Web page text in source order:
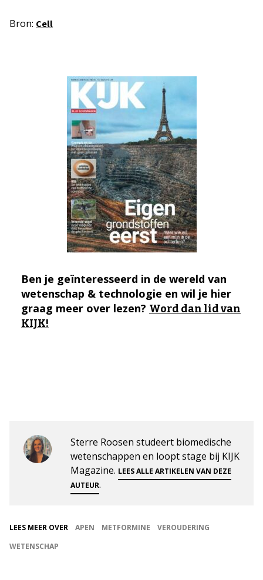
Bron: Cell
Ben je geïnteresseerd in de wereld van
wetenschap & technologie en wil je hier
graag meer over lezen? Word dan lid van
KIJK!
Sterre Roosen studeert biomedische
wetenschappen en loopt stage bij KIJK
Magazine. LEES ALLE ARTIKELEN VAN DEZE
AUTEUR.
LEES MEER OVER APEN METFORMINE
VEROUDERING
WETENSCHAP